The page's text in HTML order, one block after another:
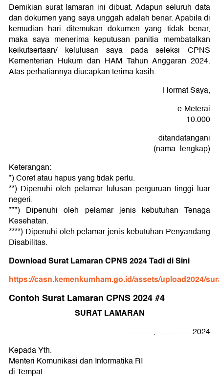
Demikian surat lamaran ini dibuat. Adapun seluruh data
dan dokumen yang saya unggah adalah benar. Apabila di
kemudian hari ditemukan dokumen yang tidak benar,
maka saya menerima keputusan panitia membatalkan
keikutsertaan/ kelulusan saya pada seleksi CPNS
Kementerian Hukum dan HAM Tahun Anggaran 2024.
Atas perhatiannya diucapkan terima kasih.
Hormat Saya,
e-Meterai
10.000
ditandatangani
(nama_lengkap)
Keterangan:
*) Coret atau hapus yang tidak perlu.
**) Dipenuhi oleh pelamar lulusan perguruan tinggi luar
negeri.
***) Dipenuhi oleh pelamar jenis kebutuhan Tenaga
Kesehatan.
****) Dipenuhi oleh pelamar jenis kebutuhan Penyandang
Disabilitas.
Download Surat Lamaran CPNS 2024 Tadi di Sini
https://casn.kemenkumham.go.id/assets/upload2024/
Contoh Surat Lamaran CPNS 2024 #4
SURAT LAMARAN
........... , ..................2024
Kepada Yth.
Menteri Komunikasi dan Informatika RI
di Tempat